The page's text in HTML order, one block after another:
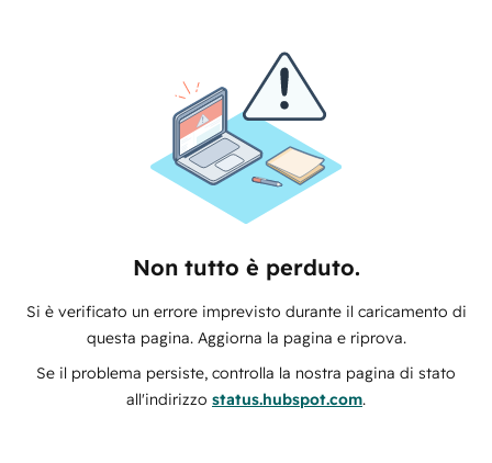
Non tutto è perduto.
Si è verificato un errore imprevisto durante il caricamento di
questa pagina. Aggiorna la pagina e riprova.
Se il problema persiste, controlla la nostra pagina di stato
all'indirizzo status.hubspot.com.